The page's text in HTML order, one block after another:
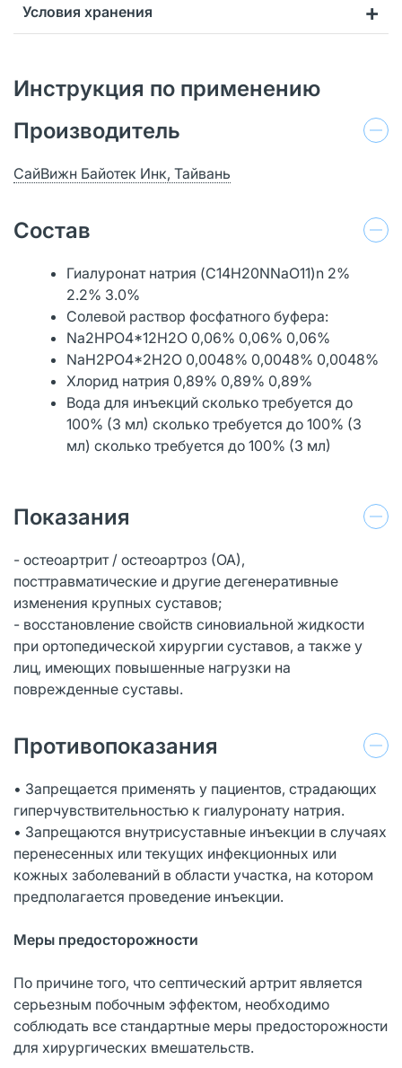
Условия хранения
Инструкция по применению
Производитель
СайВижн Байотек Инк, Тайвань
Состав
Гиалуронат натрия (C14H20NNaO11)n 2%
2.2% 3.0%
Солевой раствор фосфатного буфера:
Na2HPO4*12H2O 0,06% 0,06% 0,06%
NaH2PO4*2H2O 0,0048% 0,0048% 0,0048%
Хлорид натрия 0,89% 0,89% 0,89%
Вода для инъекций сколько требуется до
100% (3 мл) сколько требуется до 100% (3
мл) сколько требуется до 100% (3 мл)
Показания
- остеоартрит / остеоартроз (ОА),
посттравматические и другие дегенеративные
изменения крупных суставов;
- восстановление свойств синовиальной жидкости
при ортопедической хирургии суставов, а также у
лиц, имеющих повышенные нагрузки на
поврежденные суставы.
Противопоказания
• Запрещается применять у пациентов, страдающих
гиперчувствительностью к гиалуронату натрия.
• Запрещаются внутрисуставные инъекции в случаях
перенесенных или текущих инфекционных или
кожных заболеваний в области участка, на котором
предполагается проведение инъекции.
Меры предосторожности
По причине того, что септический артрит является
серьезным побочным эффектом, необходимо
соблюдать все стандартные меры предосторожности
для хирургических вмешательств.